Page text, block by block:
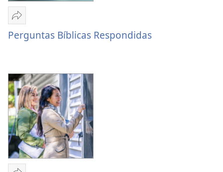
Partilhar
Perguntas
Bíblicas
Perguntas Bíblicas Respondidas